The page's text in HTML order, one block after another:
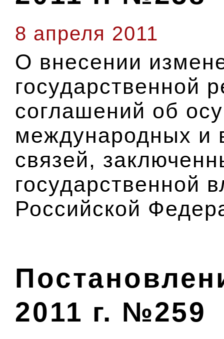
8 апреля 2011
О внесении
государственной
соглашений об
международных и
связей,
государственной
Российской
2011 г. №259